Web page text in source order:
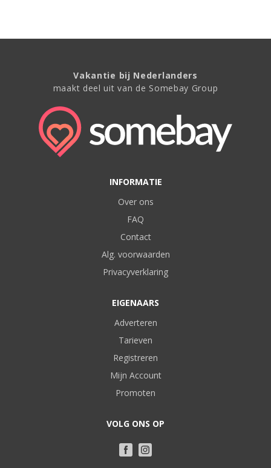
Vakantie bij Nederlanders
maakt deel uit van de Somebay Group
INFORMATIE
Over ons
FAQ
Contact
Alg. voorwaarden
Privacyverklaring
EIGENAARS
Adverteren
Tarieven
Registreren
Mijn Account
Promoten
VOLG ONS OP